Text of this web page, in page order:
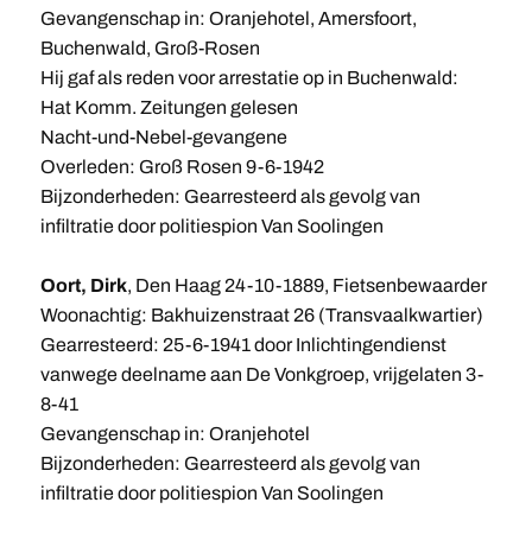
Gevangenschap in: Oranjehotel, Amersfoort,
Buchenwald, Groß-Rosen
Hij gaf als reden voor arrestatie op in Buchenwald:
Hat Komm. Zeitungen gelesen
Nacht-und-Nebel-gevangene
Overleden: Groß Rosen 9-6-1942
Bijzonderheden: Gearresteerd als gevolg van
infiltratie door politiespion Van Soolingen
Oort, Dirk, Den Haag 24-10-1889, Fietsenbewaarder
Woonachtig: Bakhuizenstraat 26 (Transvaalkwartier)
Gearresteerd: 25-6-1941 door Inlichtingendienst
vanwege deelname aan De Vonkgroep, vrijgelaten 3-
8-41
Gevangenschap in: Oranjehotel
Bijzonderheden: Gearresteerd als gevolg van
infiltratie door politiespion Van Soolingen